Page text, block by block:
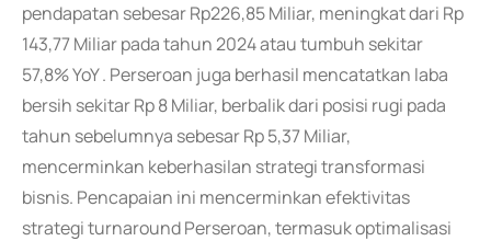
pendapatan sebesar Rp226,85 Miliar, meningkat dari Rp
143,77 Miliar pada tahun 2024 atau tumbuh sekitar
57,8% YoY . Perseroan juga berhasil mencatatkan laba
bersih sekitar Rp 8 Miliar, berbalik dari posisi rugi pada
tahun sebelumnya sebesar Rp 5,37 Miliar,
mencerminkan keberhasilan strategi transformasi
bisnis. Pencapaian ini mencerminkan efektivitas
strategi turnaround Perseroan, termasuk optimalisasi